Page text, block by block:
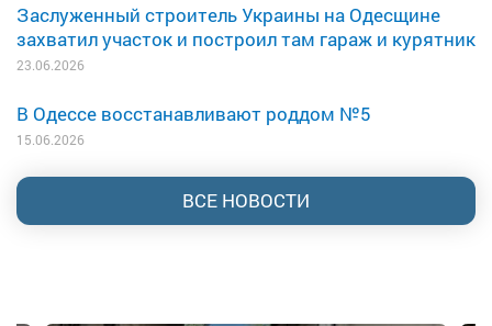
Заслуженный строитель Украины на Одесщине
захватил участок и построил там гараж и курятник
23.06.2026
В Одессе восстанавливают роддом №5
15.06.2026
ВСЕ НОВОСТИ